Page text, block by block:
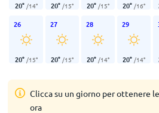
20° /14° 20° /15° 20° /15° 20° /16°
26
20° /15°
27
20° /15°
28
20° /14°
29
20° /14°
Clicca su un giorno per ottenere
ora